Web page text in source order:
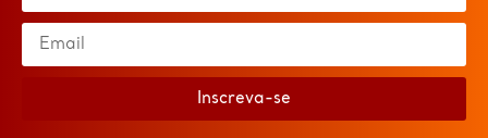
Inscreva-se